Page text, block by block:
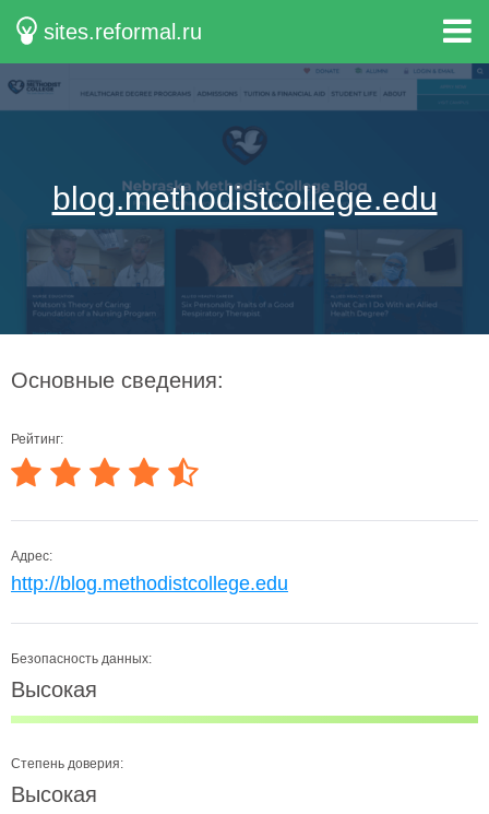
sites.reformal.ru
blog.methodistcollege.edu
Основные сведения:
Рейтинг:
Адрес:
http://blog.methodistcollege.edu
Безопасность данных:
Высокая
Степень доверия:
Высокая